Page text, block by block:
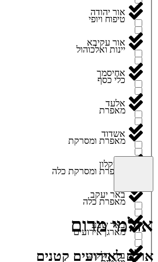
טיפוח ויופי
יינות ואלכוהול
כלי כסף
מאפרת
מאפרת ומסרקת
מאפרת ומסרקת כלה
מאפרת כלה
מארגן אירועים
אור יהודה
אור עקיבא
אחיסמך
אלעד
אשדוד
אשקלון
באר יעקב
באר שבע
בית חלקיה
אולמי מרום
אולם לאירועים קטנים